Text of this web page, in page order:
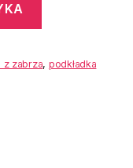
z zabrza, podkładka